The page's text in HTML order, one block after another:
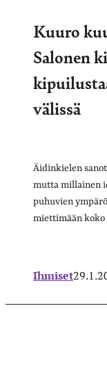
Kuuro
Salonen
välissä
Äidinkielen
mutta millainen
puhuvien
miettimään koko
Ihmiset